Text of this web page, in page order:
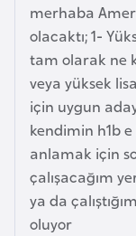
merhaba
olacaktı; 1-
tam olarak ne
veya yüksek
için uygun
kendimin h1b
anlamak için
çalışacağım
ya da
oluyor
İ
s
p
a
n
y
a